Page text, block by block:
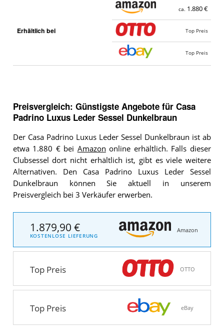
Erhältlich bei
ca. 1.880 €
Top Preis
Top Preis
Preisvergleich: Günstigste Angebote für Casa
Padrino Luxus Leder Sessel Dunkelbraun
Der Casa Padrino Luxus Leder Sessel Dunkelbraun ist ab
etwa 1.880 € bei Amazon online erhältlich. Falls dieser
Clubsessel dort nicht erhältlich ist, gibt es viele weitere
Alternativen. Den Casa Padrino Luxus Leder Sessel
Dunkelbraun können Sie aktuell in unserem
Preisvergleich bei 3 Verkäufer erwerben.
1.879,90 €
KOSTENLOSE LIEFERUNG
Amazon
Top Preis OTTO
Top Preis eBay